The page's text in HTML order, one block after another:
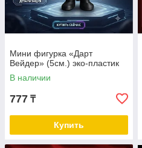
Мини фигурка «Дарт
Вейдер» (5см.) эко-пластик
В наличии
777 ₸
Купить